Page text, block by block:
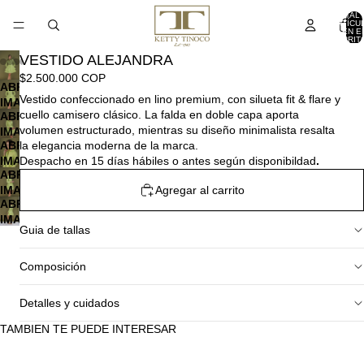
TOTAL
EN
ABRIR
IMAGEN
A
PANTALLA
COMPLETA
ABRIR
IMAGEN
A
PANTALLA
COMPLETA
ABRIR
IMAGEN
A
PANTALLA
COMPLETA
ABRIR
IMAGEN
A
PANTALLA
COMPLETA
ABRIR
IMAGEN
PANTALLA
COMPLETA
VESTIDO ALEJANDRA
$2.500.000 COP
Vestido confeccionado en lino premium, con silueta fit & flare y
cuello camisero clásico. La falda en doble capa aporta
volumen estructurado, mientras su diseño minimalista resalta
la elegancia moderna de la marca.
Despacho en 15 días hábiles o antes según disponibildad.
Agregar al carrito
Guia de tallas
Composición
Detalles y cuidados
TAMBIEN TE PUEDE INTERESAR